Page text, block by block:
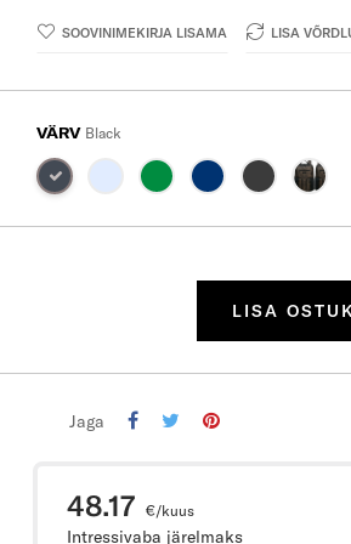
SOOVINIMEKIRJA LISAMA LISA
VÄRV Black
LISA
Jaga